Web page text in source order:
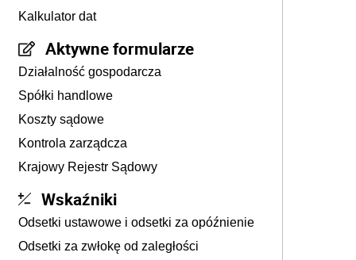
Kalkulator dat
Aktywne formularze
Działalność gospodarcza
Spółki handlowe
Koszty sądowe
Kontrola zarządcza
Krajowy Rejestr Sądowy
Wskaźniki
Odsetki ustawowe i odsetki za opóźnienie
Odsetki za zwłokę od zaległości